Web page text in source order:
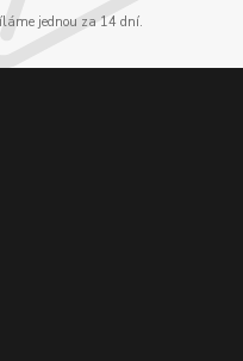
jednou za 14 dní.